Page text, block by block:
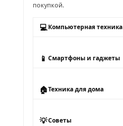
покупкой.
💻 Компьютерная техника
📱 Смартфоны и гаджеты
🏠Техника для дома
💡Советы